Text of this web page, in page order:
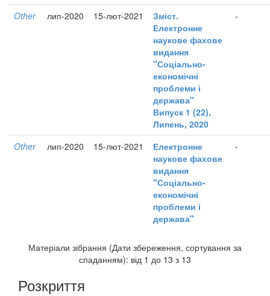
Other
лип-2020 15-лют-2021
Зміст.
Електронне
наукове фахове
видання
"Соціально-
економічні
проблеми і
держава"
Випуск 1 (22),
Липень, 2020
-
Other лип-2020 15-лют-2021
Електронне
наукове фахове
видання
"Соціально-
економічні
проблеми і
держава"
-
Матеріали зібрання (Дати збереження, сортування за
спаданням): від 1 до 13 з 13
Розкриття